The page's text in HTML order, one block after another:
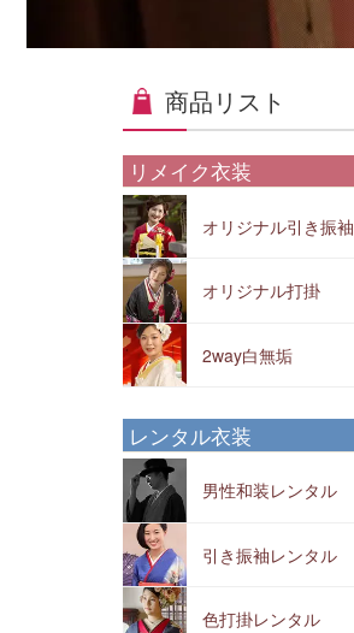
商品リスト
リメイク衣装
オリジナル引き振袖
オリジナル打掛
2way白無垢
レンタル衣装
男性和装レンタル
引き振袖レンタル
色打掛レンタル